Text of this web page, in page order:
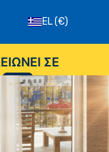
EL(€)
ΣΕ
--